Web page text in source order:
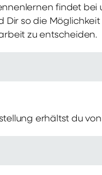
findet
Dir so die
zu entscheiden.
erhältst du